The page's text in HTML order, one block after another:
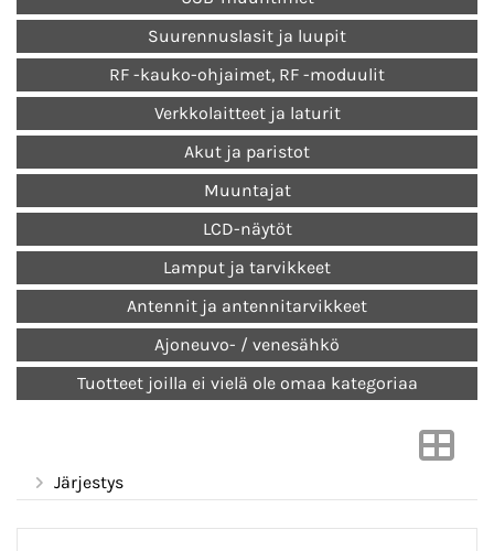
Suurennuslasit ja luupit
RF -kauko-ohjaimet, RF -moduulit
Verkkolaitteet ja laturit
Akut ja paristot
Muuntajat
LCD-näytöt
Lamput ja tarvikkeet
Antennit ja antennitarvikkeet
Ajoneuvo- / venesähkö
Tuotteet joilla ei vielä ole omaa kategoriaa
Järjestys